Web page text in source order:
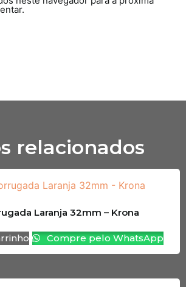
relacionados
Laranja 32mm – Krona
Compre pelo WhatsApp